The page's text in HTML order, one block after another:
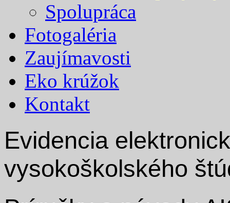
Spolupráca
Fotogaléria
Zaujímavosti
Eko krúžok
Kontakt
Evidencia
vysokoškolského